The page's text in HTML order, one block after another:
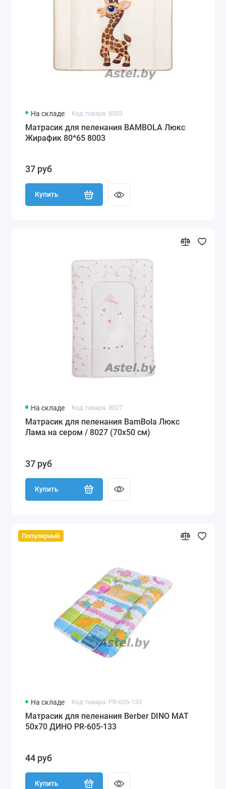
На складе Код товара: 8003
Матрасик для пеленания BAMBOLA Люкс
Жирафик 80*65 8003
37 руб
Купить
На складе Код товара: 8027
Матрасик для пеленания BamBola Люкс
Лама на сером / 8027 (70х50 см)
37 руб
Купить
Популярный
На складе Код товара: PR-605-133
Матрасик для пеленания Berber DINO MAT
50х70 ДИНО PR-605-133
44 руб
Купить